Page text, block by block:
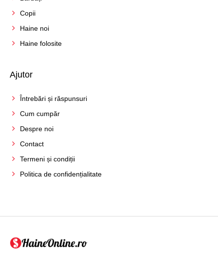
Copii
Haine noi
Haine folosite
Ajutor
Întrebări și răspunsuri
Cum cumpăr
Despre noi
Contact
Termeni și condiții
Politica de confidențialitate